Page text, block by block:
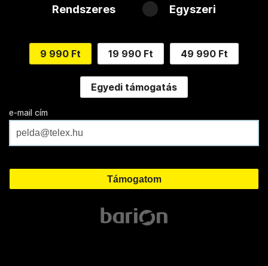
Rendszeres Egyszeri
9 990 Ft 19 990 Ft 49 990 Ft
Egyedi támogatás
e-mail cím